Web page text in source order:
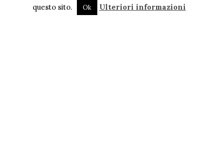
questo sito.
Ok Ulteriori informazioni